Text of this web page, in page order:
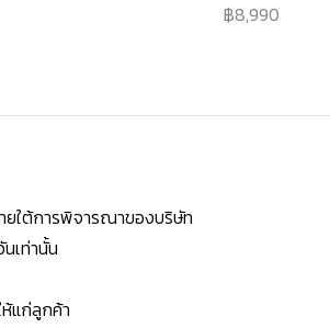
8,990
ยใต้การพิจารณาของบริษัท
เท่านั้น
แก่ลูกค้า